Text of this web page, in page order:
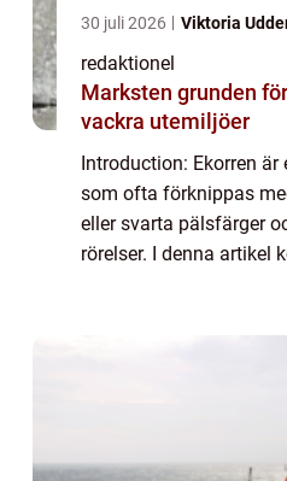
30 juli 2026 Viktoria
redaktionel
Marksten grunden för hållbara och
vackra utemiljöer
Introduction: Ekorren
som ofta förknippas
eller svarta pälsfärger
rörelser. I denna artikel